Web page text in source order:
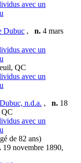
Dubuc , n. 4 mars
QC
n.d.a. , n. 18
QC
de 82 ans)
19 novembre 1890,